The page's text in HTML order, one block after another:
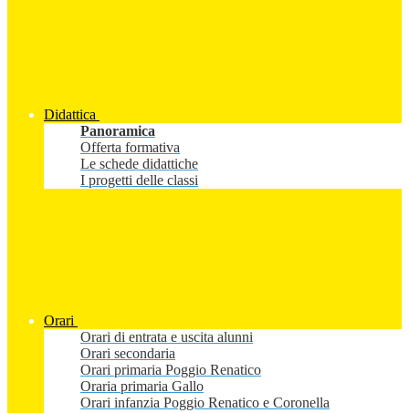
Didattica
Panoramica
Offerta formativa
Le schede didattiche
I progetti delle classi
Orari
Orari di entrata e uscita alunni
Orari secondaria
Orari primaria Poggio Renatico
Oraria primaria Gallo
Orari infanzia Poggio Renatico e Coronella